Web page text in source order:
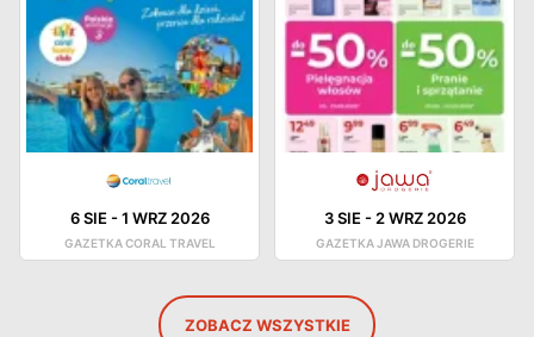
6 SIE-1 WRZ 2026
GAZETKA CORAL TRAVEL
3 SIE-2 WRZ 2026
GAZETKA JAWA DROGERIE
ZOBACZ WSZYSTKIE